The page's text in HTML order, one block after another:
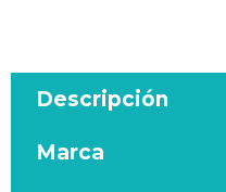
Descripción
Marca